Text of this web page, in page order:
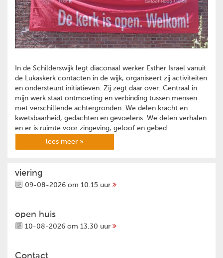
In de Schilderswijk legt diaconaal werker Esther Israel vanuit
de Lukaskerk contacten in de wijk, organiseert zij activiteiten
en ondersteunt initiatieven. Zij zegt daar over: Centraal in
mijn werk staat ontmoeting en verbinding tussen mensen
met verschillende achtergronden. We delen kracht en
kwetsbaarheid, gedachten en gevoelens. We delen verhalen
en er is ruimte voor zingeving, geloof en gebed.
lees meer »
viering
09-08-2026 om 10.15 uur
open huis
10-08-2026 om 13.30 uur
Contact